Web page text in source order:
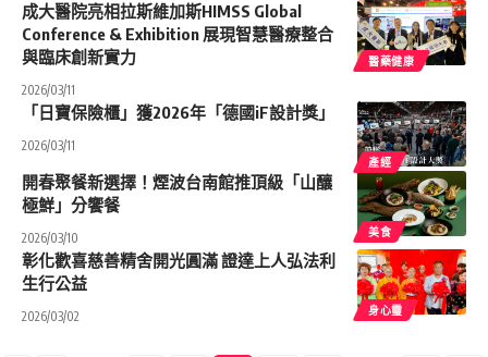
醫藥健康
成大醫院亮相拉斯維加斯HIMSS Global
Conference & Exhibition 展現智慧醫療整合
與臨床創新實力
2026/03/11
產經
「日寶保險櫃」獲2026年「德國iF設計獎」
2026/03/11
美食
開春聚餐新選擇！煙波台南館推頂級「山釀
極鮮」分饗餐
2026/03/10
身心𩆜
彰化歡喜慈善精舍開光圓滿 證達上人弘法利
生行公益
2026/03/02